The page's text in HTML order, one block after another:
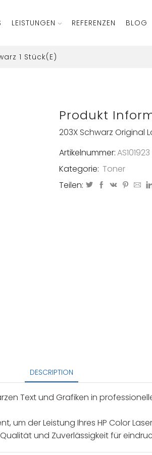
LEISTUNGEN REFERENZEN BLOG
1 Stück(e)
Produkt
203X Schwarz Original
Artikelnummer:AS101923
Kategorie: Toner
Teilen:
DESCRIPTION
Text und Grafiken in
um der Leistung Ihres HP Color
und Zuverlässigkeit für